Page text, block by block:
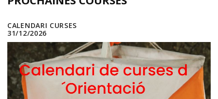
CALENDARI CURSES
31/12/2026